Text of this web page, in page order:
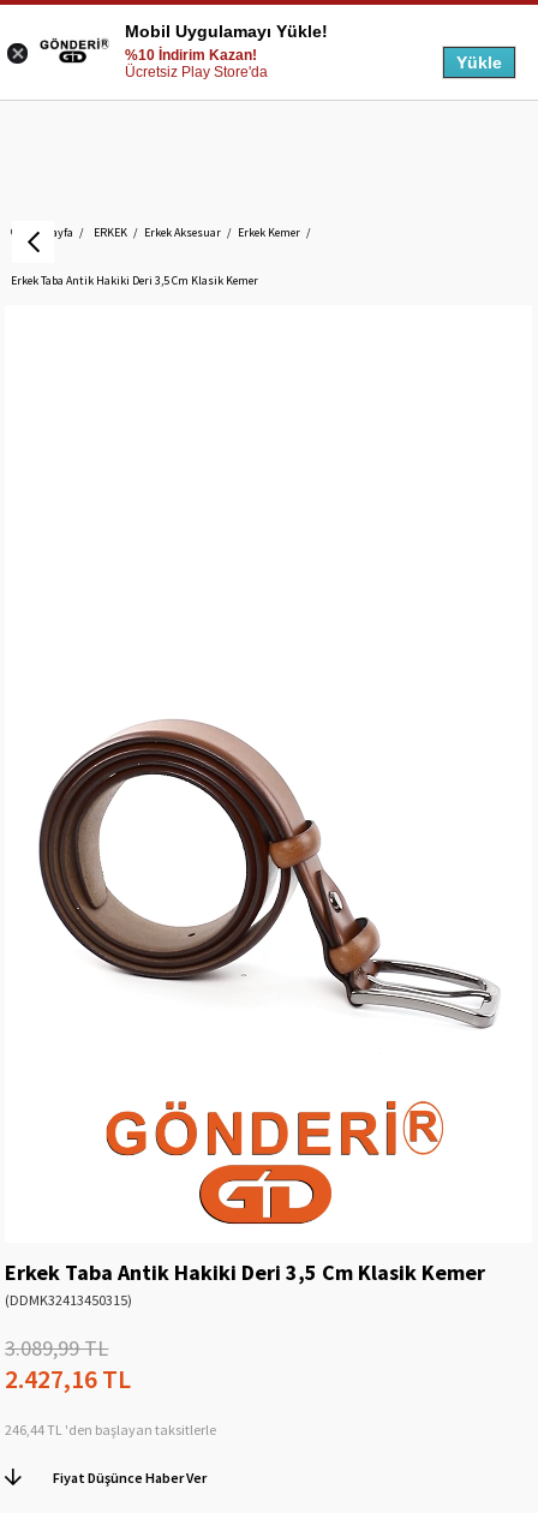
Anasayfa ERKEK Erkek Aksesuar Erkek Kemer
Erkek Taba Antik Hakiki Deri 3,5 Cm Klasik Kemer
Erkek Taba Antik Hakiki Deri 3,5 Cm Klasik Kemer
(DDMK32413450315)
3.089,99 TL
2.427,16 TL
246,44 TL 'den başlayan taksitlerle
Fiyat Düşünce Haber Ver
Mobil Uygulamayı Yükle!
%10 İndirim Kazan!
Ücretsiz Play Store'da
Yükle